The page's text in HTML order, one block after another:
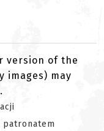
version of the
images) may